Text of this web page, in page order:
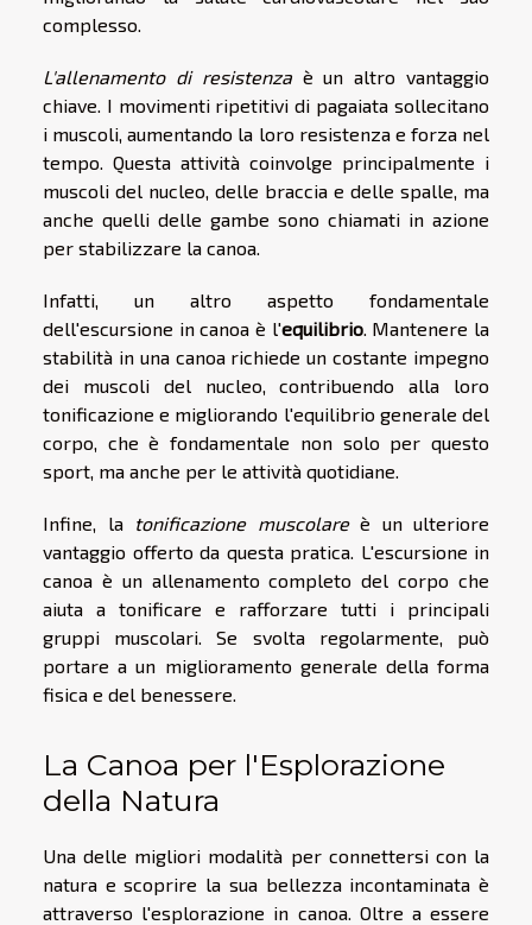
complesso.
L'allenamento di resistenzaè un altro vantaggio
chiave. I movimenti ripetitivi di pagaiata sollecitano
i muscoli, aumentando la loro resistenza e forza nel
tempo. Questa attività coinvolge principalmente i
muscoli del nucleo, delle braccia e delle spalle, ma
anche quelli delle gambe sono chiamati in azione
per stabilizzare la canoa.
Infatti, un altro aspetto fondamentale
dell'escursione in canoa è l'equilibrio. Mantenere la
stabilità in una canoa richiede un costante impegno
dei muscoli del nucleo, contribuendo alla loro
tonificazione e migliorando l'equilibrio generale del
corpo, che è fondamentale non solo per questo
sport, ma anche per le attività quotidiane.
Infine, la tonificazione muscolareè un ulteriore
vantaggio offerto da questa pratica. L'escursione in
canoa è un allenamento completo del corpo che
aiuta a tonificare e rafforzare tutti i principali
gruppi muscolari. Se svolta regolarmente, può
portare a un miglioramento generale della forma
fisica e del benessere.
La Canoa per l'Esplorazione
della Natura
Una delle migliori modalità per connettersi con la
natura e scoprire la sua bellezza incontaminata è
attraverso l'esplorazione in canoa. Oltre a essere